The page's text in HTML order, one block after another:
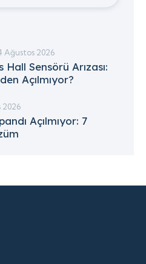
Ağustos 2026
Hall Sensörü Arızası:
Açılmıyor?
2026
Açılmıyor: 7